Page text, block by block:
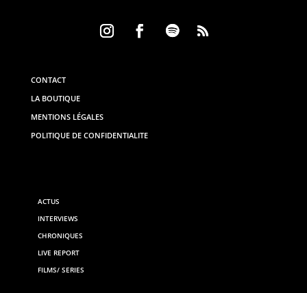
CONTACT
LA BOUTIQUE
MENTIONS LÉGALES
POLITIQUE DE CONFIDENTIALITE
ACTUS
INTERVIEWS
CHRONIQUES
LIVE REPORT
FILMS/ SERIES